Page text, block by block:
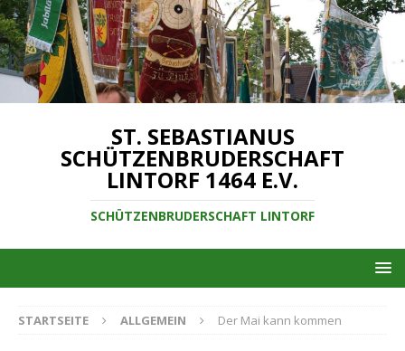
ST. SEBASTIANUS
SCHÜTZENBRUDERSCHAFT
LINTORF 1464 E.V.
SCHÜTZENBRUDERSCHAFT LINTORF
STARTSEITE ALLGEMEIN Der Mai kann kommen